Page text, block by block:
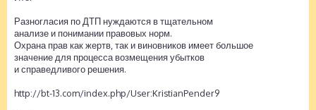
Разногласия по ДТП нуждаются в тщательном
анализе и понимании правовых норм.
Охрана прав как жертв, так и виновников имеет большое
значение для процесса возмещения убытков
и справедливого решения.
http://bt-13.com/index.php/User:KristianPender9